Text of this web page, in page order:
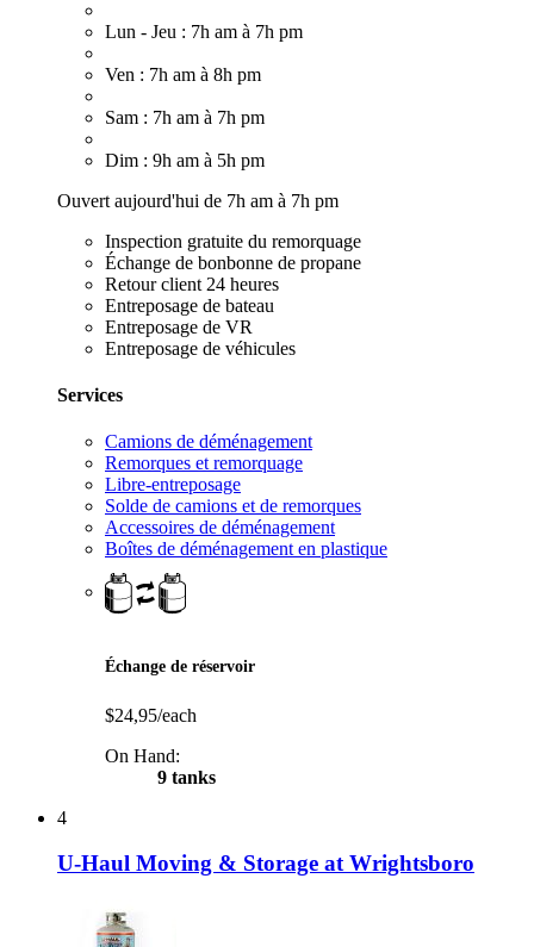
Lun - Jeu : 7h am à 7h pm
Ven : 7h am à 8h pm
Sam : 7h am à 7h pm
Dim : 9h am à 5h pm
Ouvert aujourd'hui de 7h am à 7h pm
Inspection gratuite du remorquage
Échange de bonbonne de propane
Retour client 24 heures
Entreposage de bateau
Entreposage de VR
Entreposage de véhicules
Services
Camions de déménagement
Remorques et remorquage
Libre-entreposage
Solde de camions et de remorques
Accessoires de déménagement
Boîtes de déménagement en plastique
Échange de réservoir
$24,95/each
On Hand:
9 tanks
4
U-Haul Moving & Storage at Wrightsboro